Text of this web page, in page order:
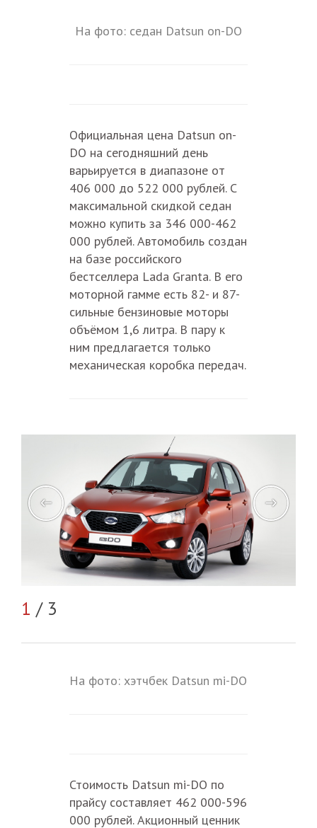
На фото: седан Datsun on-DO
Официальная цена Datsun on-
DO на сегодняшний день
варьируется в диапазоне от
406 000 до 522 000 рублей. С
максимальной скидкой седан
можно купить за 346 000-462
000 рублей. Автомобиль создан
на базе российского
бестселлера Lada Granta. В его
моторной гамме есть 82- и 87-
сильные бензиновые моторы
объёмом 1,6 литра. В пару к
ним предлагается только
механическая коробка передач.
1 / 3
На фото: хэтчбек Datsun mi-DO
Стоимость Datsun mi-DO по
прайсу составляет 462 000-596
000 рублей. Акционный ценник